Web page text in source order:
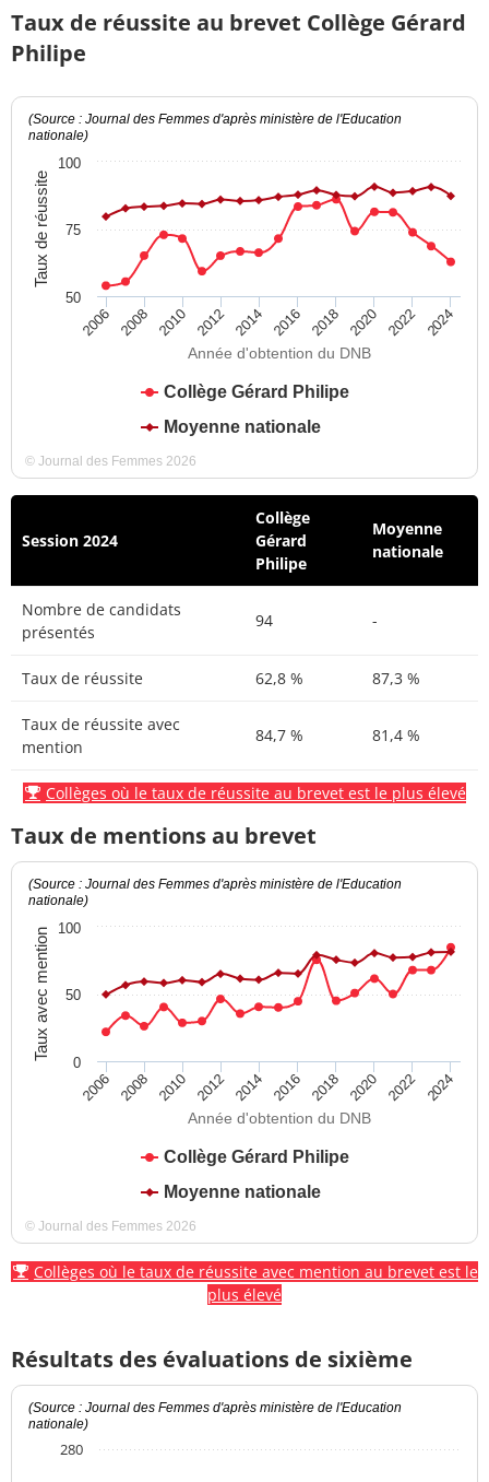
Taux de réussite au brevet Collège Gérard
Philipe
Année d'obtention du DNB
Taux de réussite
(Source : Journal des Femmes d'après ministère de l'Education
nationale)
Collège Gérard Philipe
Moyenne nationale
2006 2008 2010 2012 2014 2016 2018 2020 2022 2024
100
50
75
© Journal des Femmes 2026
Session 2024
Collège
Gérard
Philipe
Moyenne
nationale
Nombre de candidats
présentés
94 -
Taux de réussite 62,8 % 87,3 %
Taux de réussite avec
mention
84,7 % 81,4 %
Collèges où le taux de réussite au brevet est le plus élevé
Taux de mentions au brevet
Année d'obtention du DNB
Taux avec mention
(Source : Journal des Femmes d'après ministère de l'Education
nationale)
Collège Gérard Philipe
Moyenne nationale
2006 2008 2010 2012 2014 2016 2018 2020 2022 2024
0
50
100
© Journal des Femmes 2026
Collèges où le taux de réussite avec mention au brevet est le
plus élevé
Résultats des évaluations de sixième
(Source : Journal des Femmes d'après ministère de l'Education
nationale)
280